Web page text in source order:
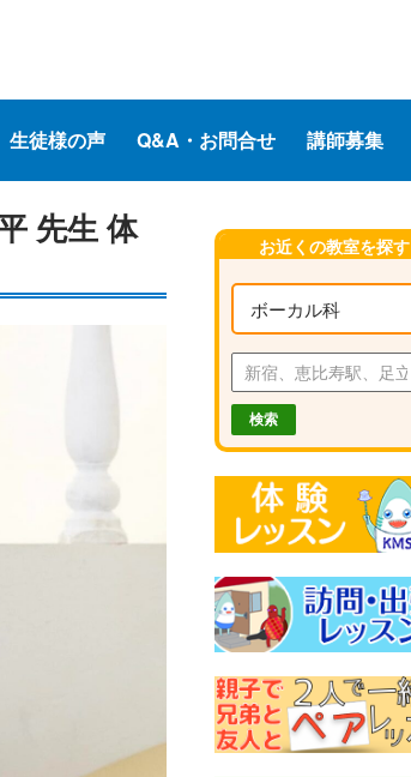
生徒様の声 Q&A・お問合せ 講師募集
先生 体
お近くの教室を探す